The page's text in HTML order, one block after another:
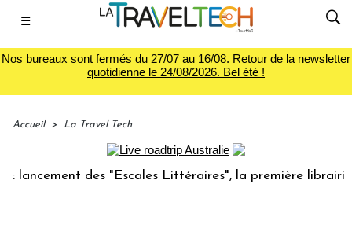
☰
Nos bureaux sont fermés du 27/07 au 16/08. Retour de la newsletter
quotidienne le 24/08/2026. Bel été !
Accueil > La Travel Tech
des "Escales Littéraires", la première librairie du